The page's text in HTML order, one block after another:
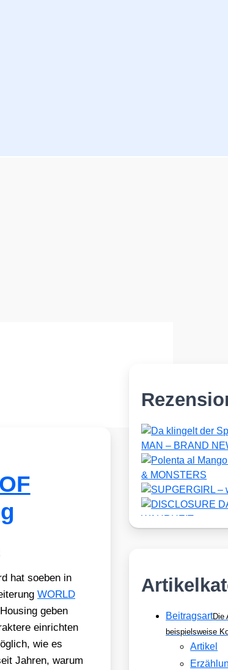
hat soeben in
WORLD
geben
ein­rich­ten
wie es
Jah­ren, war­um
BeitragsartDie
beispielsweise
Artikel